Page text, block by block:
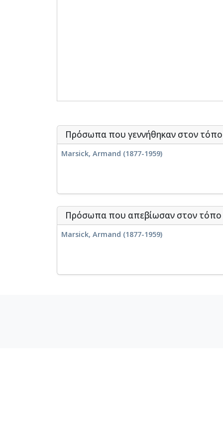
Πρόσωπα που γεννήθηκαν στον τόπο
Marsick, Armand (1877-1959)
Πρόσωπα που απεβίωσαν στον τόπο
Marsick, Armand (1877-1959)